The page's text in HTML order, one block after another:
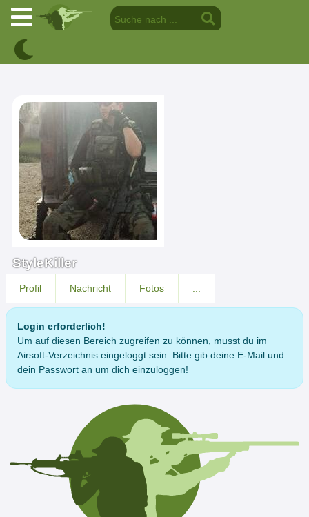
StyleKiller
Profil Nachricht Fotos
Login erforderlich!
Um auf diesen Bereich zugreifen zu können, musst du im
Airsoft-Verzeichnis eingeloggt sein. Bitte gib deine E-Mail und
dein Passwort an um dich einzuloggen!